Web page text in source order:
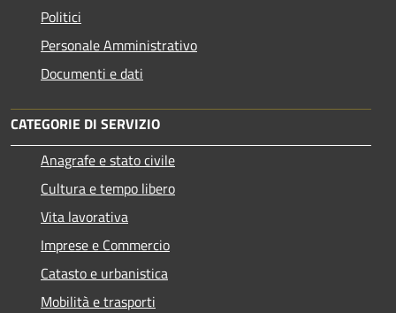
Politici
Personale Amministrativo
Documenti e dati
CATEGORIE DI SERVIZIO
Anagrafe e stato civile
Cultura e tempo libero
Vita lavorativa
Imprese e Commercio
Catasto e urbanistica
Mobilità e trasporti